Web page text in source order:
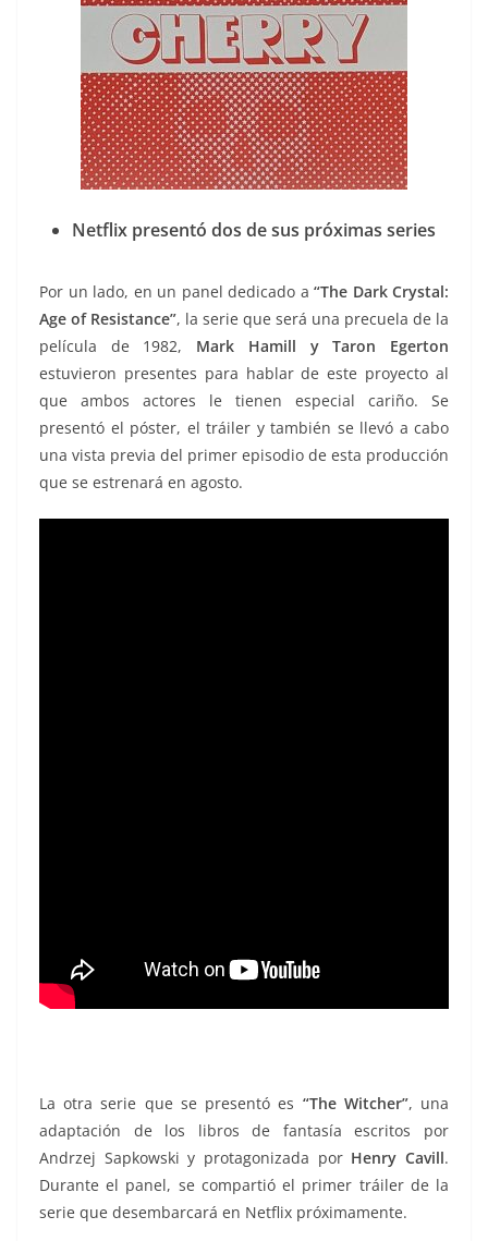
Netflix presentó dos de sus próximas series
Por un lado, en un panel dedicado a “The Dark Crystal:
Age of Resistance”, la serie que será una precuela de la
película de 1982, Mark Hamill y Taron Egerton
estuvieron presentes para hablar de este proyecto al
que ambos actores le tienen especial cariño. Se
presentó el póster, el tráiler y también se llevó a cabo
una vista previa del primer episodio de esta producción
que se estrenará en agosto.
La otra serie que se presentó es “The Witcher”, una
adaptación de los libros de fantasía escritos por
Andrzej Sapkowski y protagonizada por Henry Cavill.
Durante el panel, se compartió el primer tráiler de la
serie que desembarcará en Netflix próximamente.